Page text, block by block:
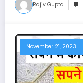
Rajiv Gupta
November 21, 2023